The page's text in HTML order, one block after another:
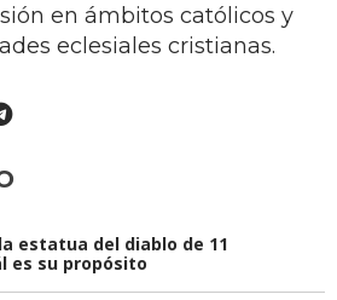
en ámbitos católicos y
eclesiales cristianas.
estatua del diablo de 11
es su propósito